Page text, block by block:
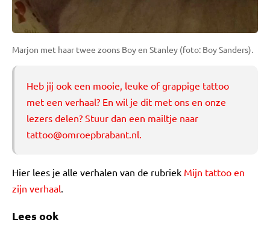
Marjon met haar twee zoons Boy en Stanley (foto: Boy Sanders).
Heb jij ook een mooie, leuke of grappige tattoo
met een verhaal? En wil je dit met ons en onze
lezers delen? Stuur dan een mailtje naar
tattoo@omroepbrabant.nl.
Hier lees je alle verhalen van de rubriek Mijn tattoo en
zijn verhaal.
Lees ook